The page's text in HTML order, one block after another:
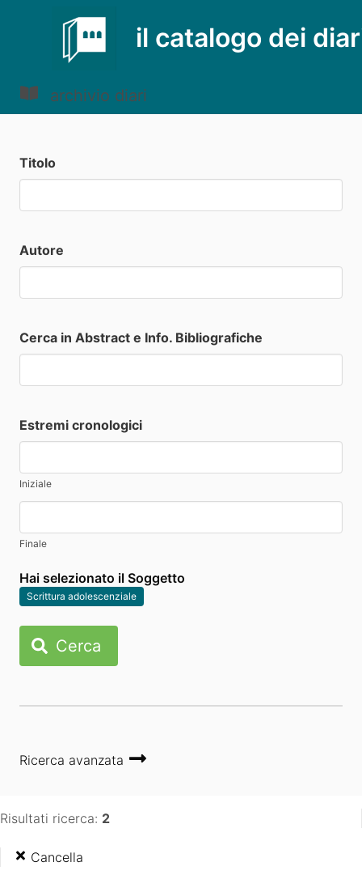
il catalogo dei
archivio diari
Titolo
Autore
Cerca in Abstract e Info. Bibliografiche
Estremi cronologici
Iniziale
Finale
Hai selezionato il Soggetto
Scrittura adolescenziale
Cerca
Ricerca avanzata
Risultati ricerca: 2
Cancella